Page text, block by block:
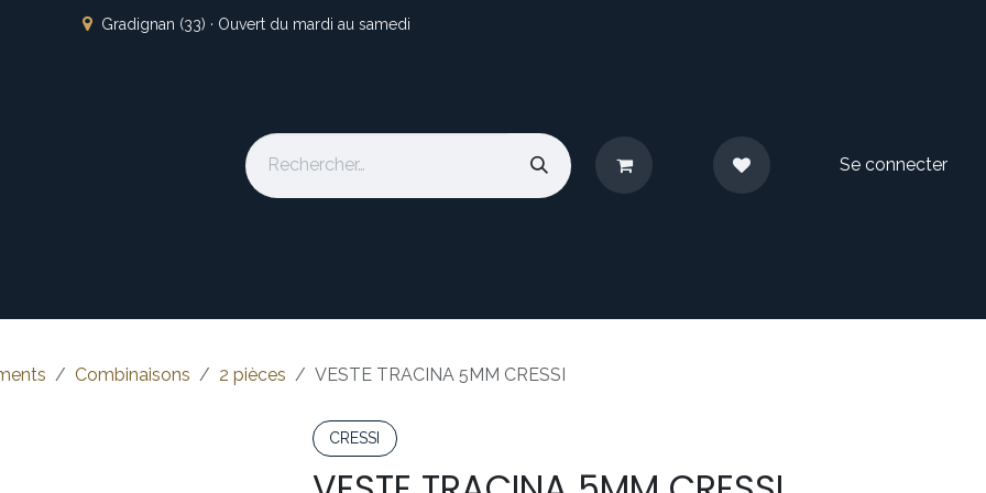
Gradignan (33) · Ouvert du mardi au samedi
Se connecter
Combinaisons 2 pièces VESTE TRACINA 5MM CRESSI
CRESSI